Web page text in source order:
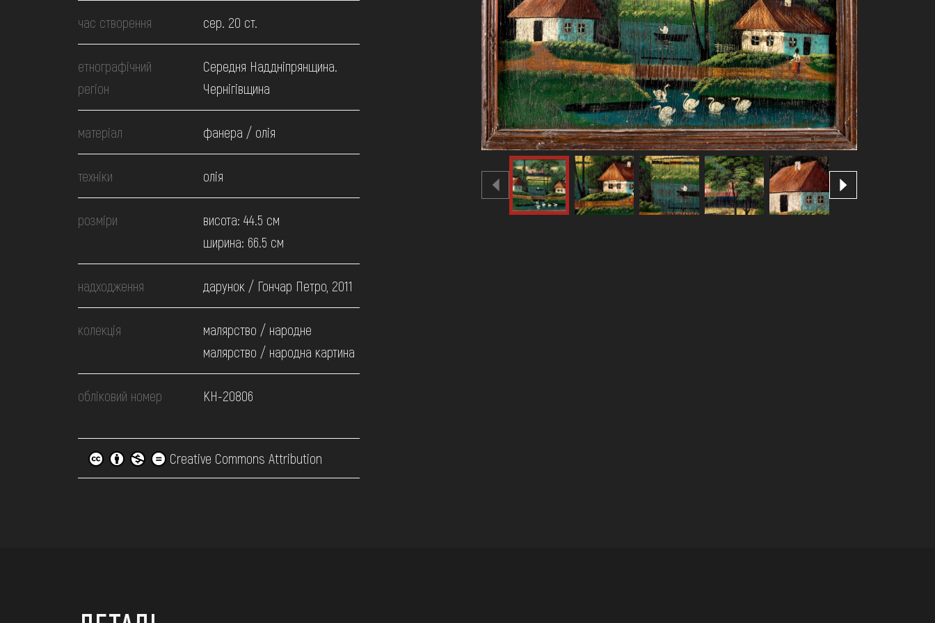
ВІДВІДАТИ
НАВЧИТИСЯ
ПОСЛУГИ
час створення сер. 20 ст.
етнографічний
регіон
Середня Наддніпрянщина.
Чернігівщина
матеріал фанера / олія
техніки олія
розміри
висота: 44.5 см
ширина: 66.5 см
надходження дарунок / Гончар Петро, 2011
колекція
малярство / народне
малярство / народна картина
обліковий номер КН-20806
Creative Commons Attribution